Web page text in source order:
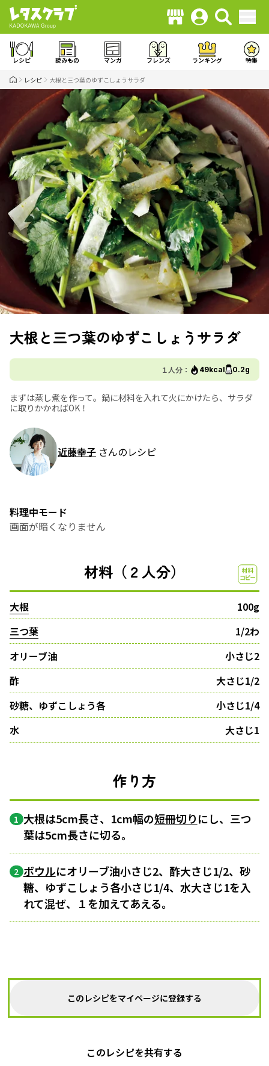
レシピ 読みもの マンガ フレンズ ランキング 特集
レシピ 大根と三つ葉のゆずこしょうサラダ
大根と三つ葉のゆずこしょうサラダ
１人分： 49kcal 0.2g
まずは蒸し煮を作って。鍋に材料を入れて火にかけたら、サラダ
に取りかかればOK！
近藤幸子 さんのレシピ
料理中モード
画面が暗くなりません
材料（２人分）
大根
100g
三つ葉
1/2わ
オリーブ油
小さじ2
酢
大さじ1/2
砂糖、ゆずこしょう各
小さじ1/4
水
大さじ1
作り方
1 大根は5cm長さ、1cm幅の短冊切りにし、三つ
葉は5cm長さに切る。
2 ボウルにオリーブ油小さじ2、酢大さじ1/2、砂
糖、ゆずこしょう各小さじ1/4、水大さじ1を入
れて混ぜ、１を加えてあえる。
このレシピをマイページに登録する
このレシピを共有する